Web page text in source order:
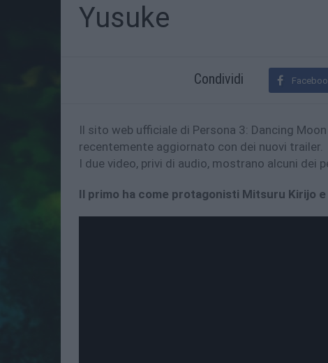
Yusuke
Condividi
Il sito web ufficiale di Persona 3: Dancing
recentemente aggiornato con dei nuovi trailer.
I due video, privi di audio, mostrano alcuni dei
Il primo ha come protagonisti Mitsuru Kirijo e